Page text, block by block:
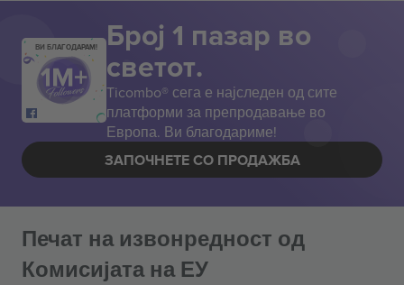
ВИ БЛАГОДАРАМ! Број 1 пазар во
светот.
Ticombo® сега е најследен од сите
платформи за препродавање во
Европа. Ви благодариме!
ЗАПОЧНЕТЕ СО ПРОДАЖБА
Печат на извонредност од
Комисијата на ЕУ